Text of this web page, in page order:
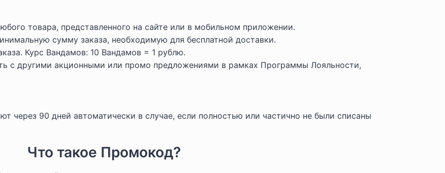
товара, представленного на сайте или в мобильном приложении.
сумму заказа, необходимую для бесплатной доставки.
Курс Вандамов: 10 Вандамов = 1 рублю.
с другими акционными или промо предложениями в рамках Программы Лояльности,
через 90 дней автоматически в случае, если полностью или частично не были списаны
Что такое Промокод?